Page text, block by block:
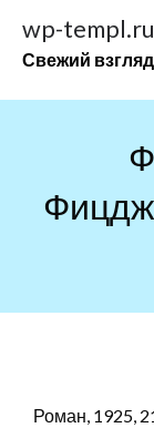
содержимому
wp-templ.ru
Свежий взгляд
Роман, 1925,